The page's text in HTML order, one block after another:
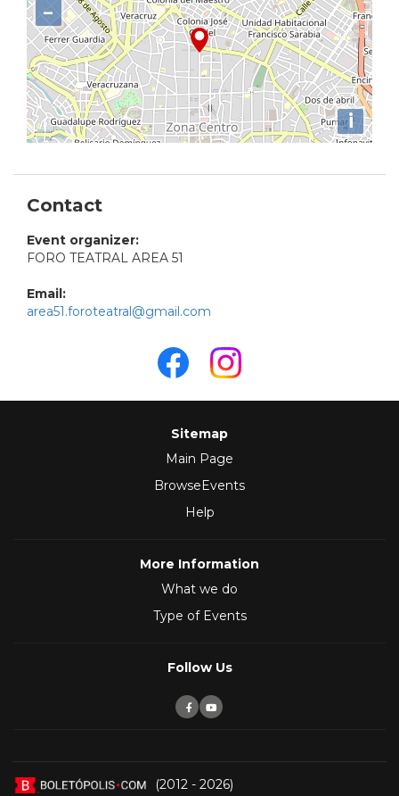
−
i
Contact
Event organizer:
FORO TEATRAL AREA 51
Email:
area51.foroteatral@gmail.com
Sitemap
Main Page
BrowseEvents
Help
More Information
What we do
Type of Events
Follow Us
(2012 - 2026)